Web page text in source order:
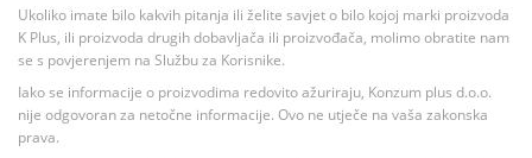
Ukoliko imate bilo kakvih pitanja ili želite savjet o bilo kojoj marki proizvoda
K Plus, ili proizvoda drugih dobavljača ili proizvođača, molimo obratite nam
se s povjerenjem na Službu za Korisnike.
Iako se informacije o proizvodima redovito ažuriraju, Konzum plus d.o.o.
nije odgovoran za netočne informacije. Ovo ne utječe na vaša zakonska
prava.